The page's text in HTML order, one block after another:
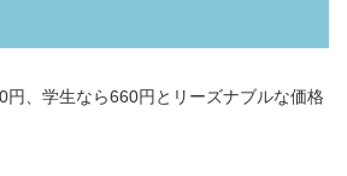
円、学生なら660円とリーズナブルな価格